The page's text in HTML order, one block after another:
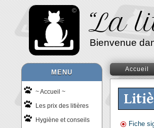
“La
Bienvenue
MENU
~ Accueil ~
Les prix des litières
Hygiène et conseils
Accueil
Fiche